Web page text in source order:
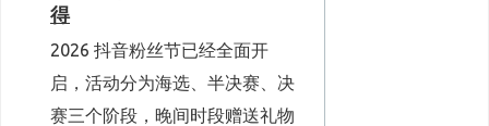
拉APP內直接儲值，蘋果官方會
直接收取30%的平台服務費，這
是硬性規則無法避開。同樣的外
幣金額，透過蘋果內購拿到的紅
小豆」，首周享有85折優惠，同
步推出聯動限定傢俱「紅小豆冰
杯」；參加免費活動可直接入手
聯動頭像、頭像框、角色動作、
得
2026 抖音粉丝节已经全面开
启，活动分为海选、半决赛、决
赛三个阶段，晚间时段赠送礼物